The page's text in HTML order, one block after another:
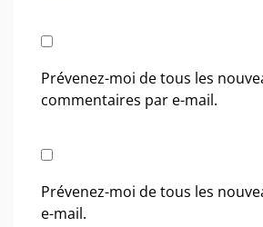
Prévenez-moi de tous les
commentaires par e-mail.
Prévenez-moi de tous les
e-mail.